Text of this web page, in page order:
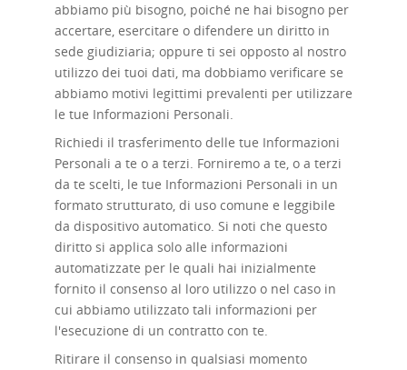
abbiamo più bisogno, poiché ne hai bisogno per
accertare, esercitare o difendere un diritto in
sede giudiziaria; oppure ti sei opposto al nostro
utilizzo dei tuoi dati, ma dobbiamo verificare se
abbiamo motivi legittimi prevalenti per utilizzare
le tue Informazioni Personali.
Richiedi il trasferimento delle tue Informazioni
Personali a te o a terzi. Forniremo a te, o a terzi
da te scelti, le tue Informazioni Personali in un
formato strutturato, di uso comune e leggibile
da dispositivo automatico. Si noti che questo
diritto si applica solo alle informazioni
automatizzate per le quali hai inizialmente
fornito il consenso al loro utilizzo o nel caso in
cui abbiamo utilizzato tali informazioni per
l'esecuzione di un contratto con te.
Ritirare il consenso in qualsiasi momento